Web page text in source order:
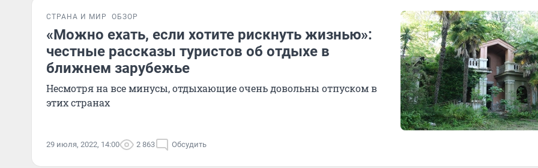
СТРАНА И МИР ОБЗОР
«Можно ехать, если хотите рискнуть жизнью»:
честные рассказы туристов об отдыхе в
ближнем зарубежье
Несмотря на все минусы, отдыхающие очень довольны отпуском в
этих странах
29 июля, 2022, 14:00 2 863 Обсудить